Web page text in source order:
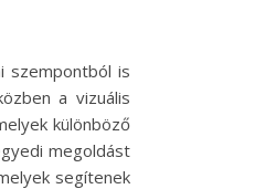
szempontból is
a vizuális
különböző
megoldást
segítenek